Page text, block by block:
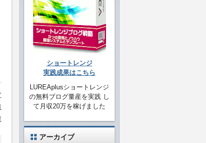
ショートレンジ
実践成果はこちら
LUREAplusショートレンジ
の無料ブログ量産を実践 し
て月収20万を稼げました
アーカイブ